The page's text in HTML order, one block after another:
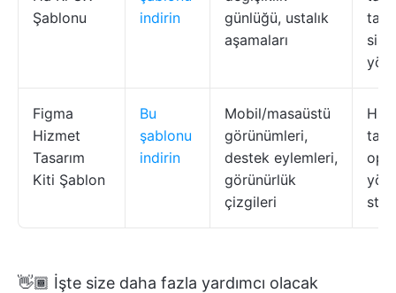
Şablonu
indirin
günlüğü, ustalık
aşamaları
Figma
Hizmet
Tasarım
Kiti Şablon
Bu
şablonu
indirin
Mobil/masaüstü
görünümleri,
destek eylemleri,
görünürlük
çizgileri
👋🏾 İşte size daha fazla yardımcı olacak